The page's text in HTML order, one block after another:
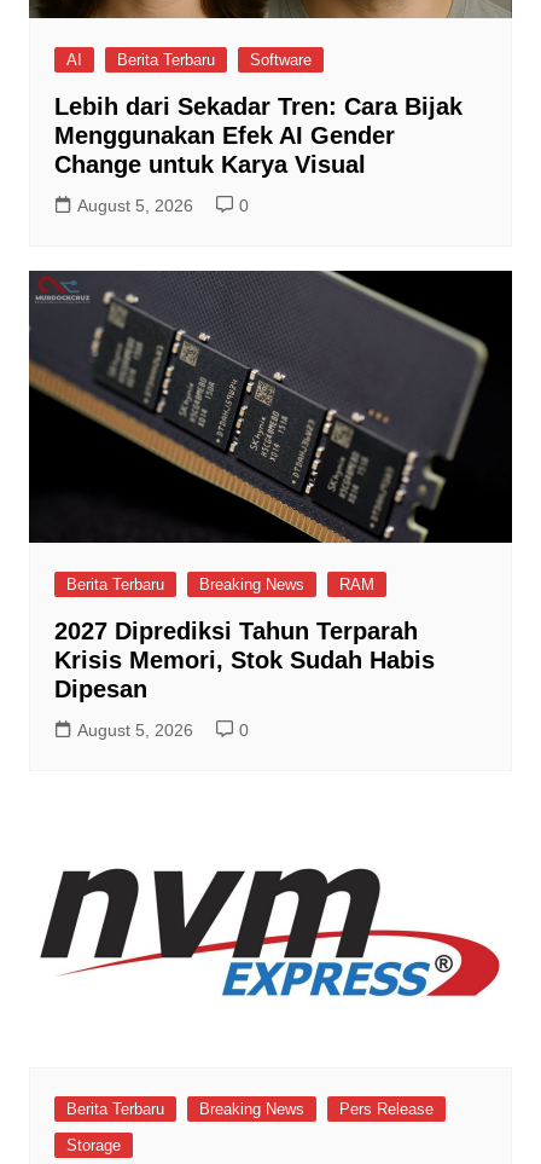
AI Berita Terbaru Software
Lebih dari Sekadar Tren: Cara Bijak
Menggunakan Efek AI Gender
Change untuk Karya Visual
August 5, 2026 0
Berita Terbaru Breaking News RAM
2027 Diprediksi Tahun Terparah
Krisis Memori, Stok Sudah Habis
Dipesan
August 5, 2026 0
Berita Terbaru Breaking News
Pers Release
Storage